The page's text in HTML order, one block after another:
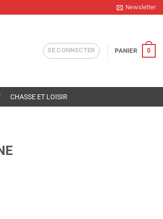
Newsletter
SE CONNECTER PANIER 0
CHASSE ET LOISIR